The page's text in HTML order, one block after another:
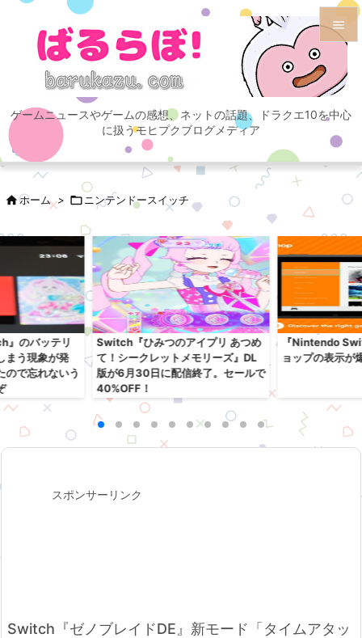
ゲームニュースやゲームの感想、ネットの話題、ドラクエ10を中心
に扱うモヒプクブログメディア

メニュ

サイド

次へ
ホーム >  ニンテンドースイッチ
のバッテリ
まう現象が発
ので忘れないう
Switch『ひみつのアイプリ あつめ
て！シークレットメモリーズ』DL
版が6月30日に配信終了。セールで
40%OFF！
『Nintendo
ョップの表示が
スポンサーリンク
Switch『ゼノブレイドDE』新モード「タイムアタッ